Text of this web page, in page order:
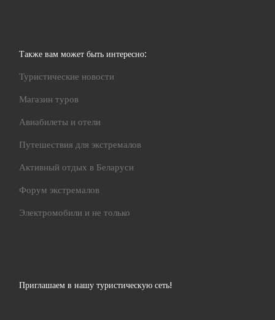
Также вам может быть интересно:
Туристические новости
Магазин туров
Авиабилеты и отели
Путешествия для экстремалов
Активный отдых в Беларуси
Форум экстремалов
Электромобили и не только
Приглашаем в нашу туристическую сеть!